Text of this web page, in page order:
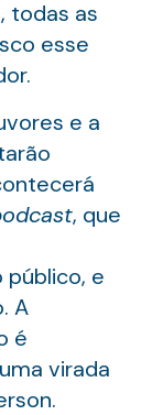
todas as
esse
e a
, que
e
A
é
virada